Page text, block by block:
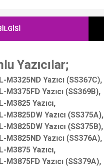
Yazıcılar;
Yazıcı (SS367C),
Yazıcı (SS369B),
Yazıcı,
Yazıcı (SS375A),
Yazıcı (SS375B),
Yazıcı (SS376A),
Yazıcı,
Yazıcı (SS379A),